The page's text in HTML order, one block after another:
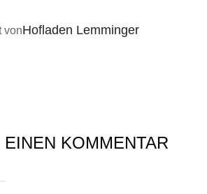
BEITRAGSAUTOR
vonHofladen Lemminger
KOMMENTAR